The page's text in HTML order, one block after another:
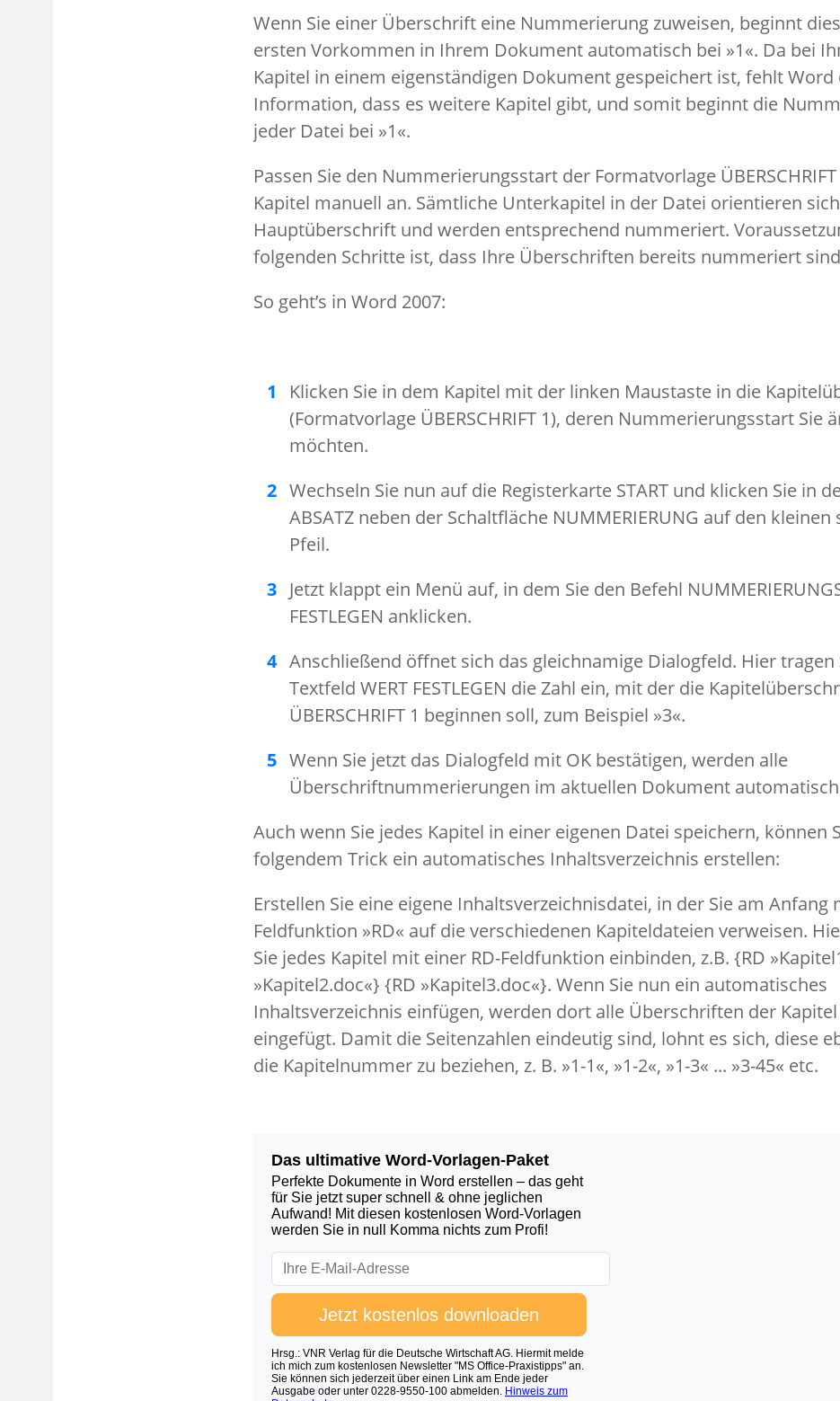
Wenn Sie einer Überschrift eine Nummerierung zuweisen, beginnt
ersten Vorkommen in Ihrem Dokument automatisch bei »1«. Da bei
Kapitel in einem eigenständigen Dokument gespeichert ist, fehlt Word
Information, dass es weitere Kapitel gibt, und somit beginnt die
jeder Datei bei »1«.
Passen Sie den Nummerierungsstart der Formatvorlage
Kapitel manuell an. Sämtliche Unterkapitel in der Datei orientieren
Hauptüberschrift und werden entsprechend nummeriert.
folgenden Schritte ist, dass Ihre Überschriften bereits nummeriert
So geht’s in Word 2007:
Klicken Sie in dem Kapitel mit der linken Maustaste in die
(Formatvorlage ÜBERSCHRIFT 1), deren Nummerierungsstart Sie
möchten.
Wechseln Sie nun auf die Registerkarte START und klicken Sie in
ABSATZ neben der Schaltfläche NUMMERIERUNG auf den kleinen
Pfeil.
Jetzt klappt ein Menü auf, in dem Sie den Befehl
FESTLEGEN anklicken.
Anschließend öffnet sich das gleichnamige Dialogfeld. Hier tragen
Textfeld WERT FESTLEGEN die Zahl ein, mit der die
ÜBERSCHRIFT 1 beginnen soll, zum Beispiel »3«.
Wenn Sie jetzt das Dialogfeld mit OK bestätigen, werden alle
Überschriftnummerierungen im aktuellen Dokument
Auch wenn Sie jedes Kapitel in einer eigenen Datei speichern, können
folgendem Trick ein automatisches Inhaltsverzeichnis erstellen:
Erstellen Sie eine eigene Inhaltsverzeichnisdatei, in der Sie am Anfang
Feldfunktion »RD« auf die verschiedenen Kapiteldateien verweisen.
Sie jedes Kapitel mit einer RD-Feldfunktion einbinden, z.B. {RD
»Kapitel2.doc«} {RD »Kapitel3.doc«}. Wenn Sie nun ein automatisches
Inhaltsverzeichnis einfügen, werden dort alle Überschriften der
eingefügt. Damit die Seitenzahlen eindeutig sind, lohnt es sich, diese
die Kapitelnummer zu beziehen, z. B. »1-1«, »1-2«, »1-3« ... »3-45« etc.